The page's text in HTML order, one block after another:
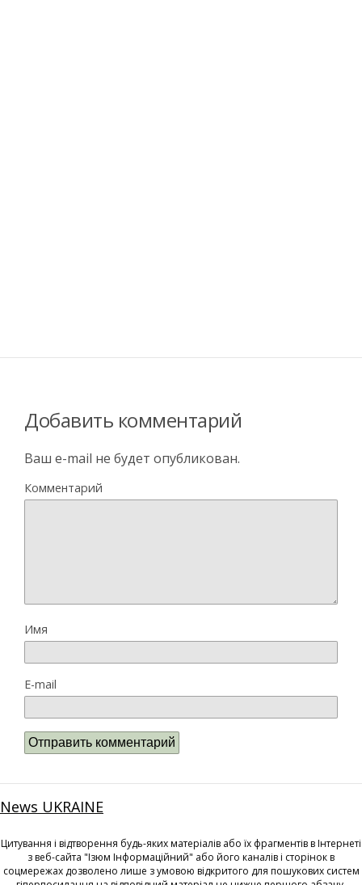
Добавить комментарий
Ваш e-mail не будет опубликован.
Комментарий
Имя
E-mail
News UKRAINE
Цитування і відтворення будь-яких матеріалів або їх фрагментів в Інтернеті
з веб-сайта "Ізюм Інформаційний" або його каналів і сторінок в
соцмережах дозволено лише з умовою відкритого для пошукових систем